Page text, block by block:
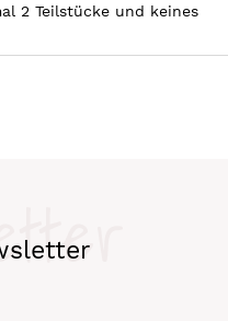
2 Teilstücke und keines